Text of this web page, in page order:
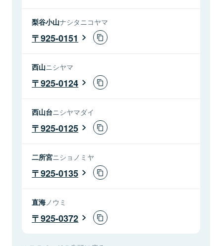
梨谷小山ナシタニコヤマ
925-0151
西山ニシヤマ
925-0124
西山台ニシヤマダイ
925-0125
二所宮ニショノミヤ
925-0135
直海ノウミ
925-0372